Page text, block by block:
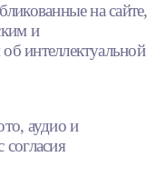
на сайте,
и
интеллектуальной
аудио и